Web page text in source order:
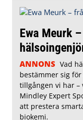
Ewa Meurk
ANNONS Vad
bestämmer sig
tillgången vi har –
Mindley Expert
att prestera
biokemi.